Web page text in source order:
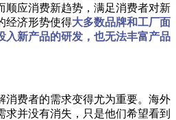
顺应消费新趋势，满足消费者对新
经济形势使得大多数品牌和工厂面
入新产品的研发，也无法丰富产品
消费者的需求变得尤为重要。海外
求并没有消失，只是他们希望看到